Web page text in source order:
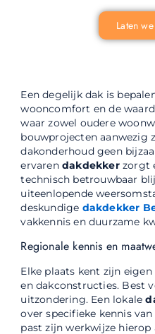
Een degelijk dak is
wooncomfort en de
waar zowel oudere
bouwprojecten aanwezig
dakonderhoud geen
ervarendakdekkerzorgt
technisch betrouwbaar
uiteenlopende
deskundige dakdekker
vakkennis en duurzame
Regionale kennis en
Elke plaats kent zijn
en dakconstructies. Best
uitzondering. Een lokale
over specifieke kennis
past zijn werkwijze hierop
Laten